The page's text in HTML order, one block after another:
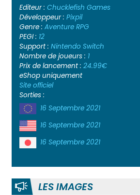
Editeur : Chucklefish Games
Développeur : Pixpil
Genre : Aventure RPG
PEGI : 12
Support : Nintendo Switch
Nombre de joueurs : 1
Prix de lancement : 24.99€
eShop uniquement
Site officiel
Sorties :
16 Septembre 2021
16 Septembre 2021
16 Septembre 2021
LES IMAGES